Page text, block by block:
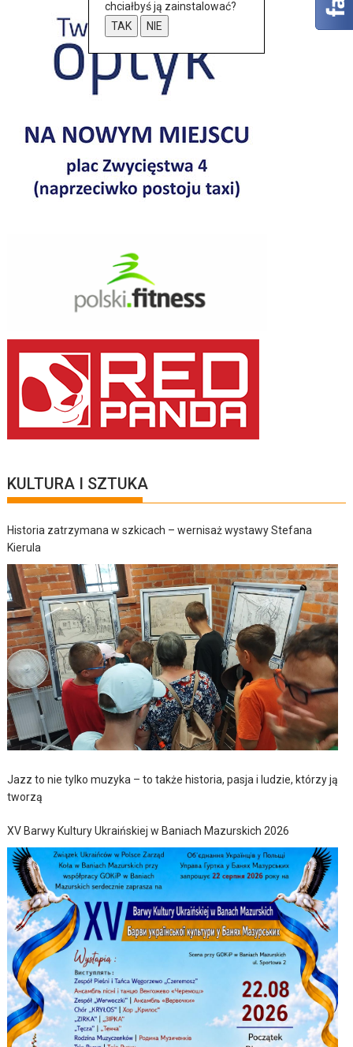
KULTURA I SZTUKA
Historia zatrzymana w szkicach – wernisaż wystawy Stefana
Kierula
Jazz to nie tylko muzyka – to także historia, pasja i ludzie, którzy ją
tworzą
XV Barwy Kultury Ukraińskiej w Baniach Mazurskich 2026
chciałbyś ją zainstalować?
TAK
NIE